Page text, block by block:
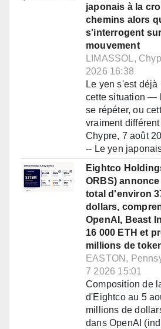
japonais à la
chemins alors
s'interrogent
mouvement
LIMASSOL,
2026 16:38
Le yen s'est
cette situation —
se répéter, ou
vraiment
Chypre, 7 août
-- Le yen
Eightco
ORBS)
total d'environ
dollars,
OpenAI, Beast
16 000 ETH et
millions de
EASTON,
7 2026 15:01
Composition de
d'Eightco au 5
millions de
dans OpenAI